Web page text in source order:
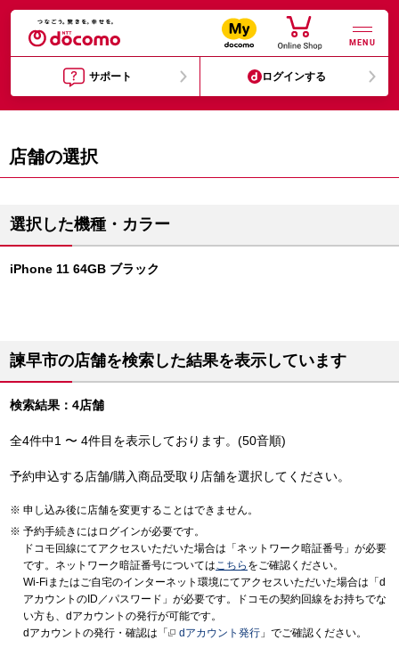
MENU
サポート ログインする
店舗の選択
選択した機種・カラー
iPhone 11 64GB ブラック
諫早市の店舗を検索した結果を表示しています
検索結果：4店舗
全4件中1 〜 4件目を表示しております。(50音順)
予約申込する店舗/購入商品受取り店舗を選択してください。
申し込み後に店舗を変更することはできません。
予約手続きにはログインが必要です。
ドコモ回線にてアクセスいただいた場合は「ネットワーク暗証番号」が必要
です。ネットワーク暗証番号についてはこちら をご確認ください。
Wi-Fiまたはご自宅のインターネット環境にてアクセスいただいた場合は「d
アカウントのID／パスワード」が必要です。ドコモの契約回線をお持ちでな
い方も、dアカウントの発行が可能です。
dアカウントの発行・確認は「
dアカウント発行 」でご確認ください。